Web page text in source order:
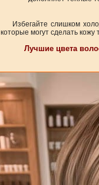
Избегайте слишком
которые могут сделать кожу
Лучшие цвета